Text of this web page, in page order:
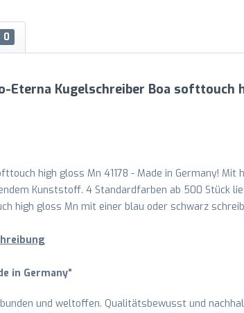
0
Kugelschreiber Boa softtouch
high gloss Mn 41178 - Made in
Kunststoff. 4 Standardfarben ab 500 Stück
high gloss Mn mit einer blau oder schwarz
in Germany“
und weltoffen. Qualitätsbewusst und